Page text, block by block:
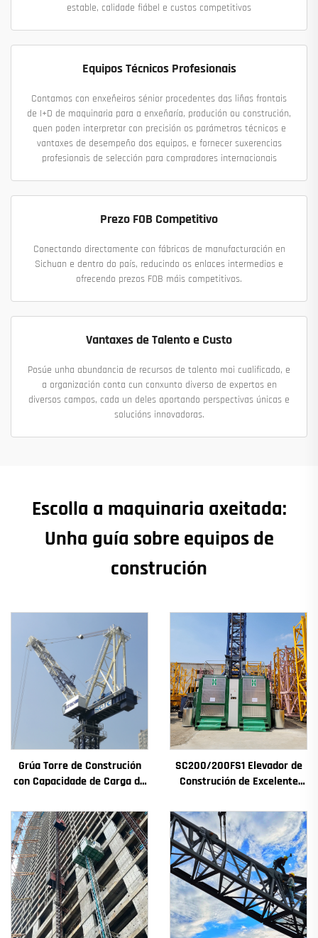
estable, calidade fiábel e custos competitivos
Equipos Técnicos Profesionais
Contamos con enxeñeiros sénior procedentes das liñas frontais
de I+D de maquinaria para a enxeñaría, produción ou construción,
quen poden interpretar con precisión os parámetros técnicos e
vantaxes de desempeño dos equipos, e fornecer suxerencias
profesionais de selección para compradores internacionais
Prezo FOB Competitivo
Conectando directamente con fábricas de manufacturación en
Sichuan e dentro do país, reducindo os enlaces intermedios e
ofrecendo prezos FOB máis competitivos.
Vantaxes de Talento e Custo
Posúe unha abundancia de recursos de talento moi cualificado, e
a organización conta cun conxunto diverso de expertos en
diversos campos, cada un deles aportando perspectivas únicas e
solucións innovadoras.
Escolla a maquinaria axeitada:
Unha guía sobre equipos de
construción
Grúa Torre de Construción
con Capacidade de Carga de
Cambios Motor de
Engranaxes Coxinetes
Principais
SC200/200FS1 Elevador de
Construción de Excelente
de Edificios e Pozo de
Ascensor para Alxeria